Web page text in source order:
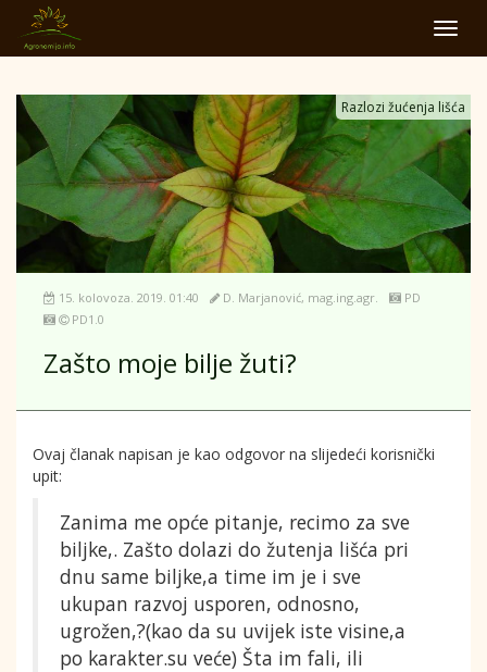
Razlozi žućenja lišća
15. kolovoza. 2019. 01:40 D. Marjanović, mag.ing.agr.
PD
PD1.0
Zašto moje bilje žuti?
Ovaj članak napisan je kao odgovor na slijedeći korisnički
upit:
Zanima me opće pitanje, recimo za sve
biljke,. Zašto dolazi do žutenja lišća pri
dnu same biljke,a time im je i sve
ukupan razvoj usporen, odnosno,
ugrožen,?(kao da su uvijek iste visine,a
po karakter.su veće) Šta im fali, ili